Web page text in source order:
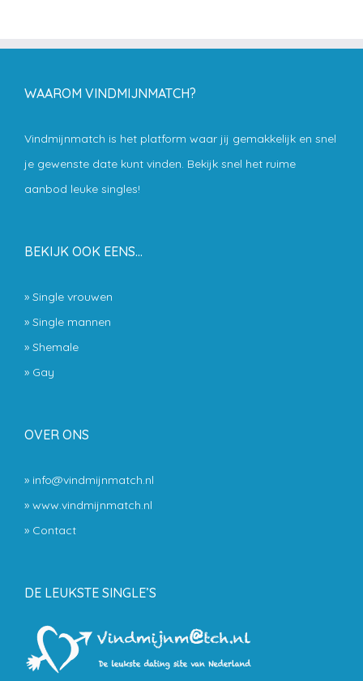
WAAROM VINDMIJNMATCH?
Vindmijnmatch is het platform waar jij gemakkelijk en snel
je gewenste date kunt vinden. Bekijk snel het ruime
aanbod leuke singles!
BEKIJK OOK EENS…
» Single vrouwen
» Single mannen
» Shemale
» Gay
OVER ONS
» info@vindmijnmatch.nl
» www.vindmijnmatch.nl
» Contact
DE LEUKSTE SINGLE’S